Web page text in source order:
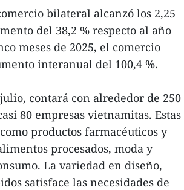
bilateral alcanzó los 2,25
del 38,2 % respecto al año
meses de 2025, el comercio
interanual del 100,4 %.
contará con alrededor de 250
80 empresas vietnamitas. Estas
productos farmacéuticos y
procesados, moda y
La variedad en diseño,
satisface las necesidades de